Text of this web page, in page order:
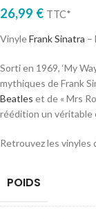
26,99 € TTC*
VinyleFrank Sinatra –
Sorti en 1969, ‘My
mythiques de Frank
Beatles et de « Mrs
réédition un véritable
Retrouvez les vinyles
POIDS